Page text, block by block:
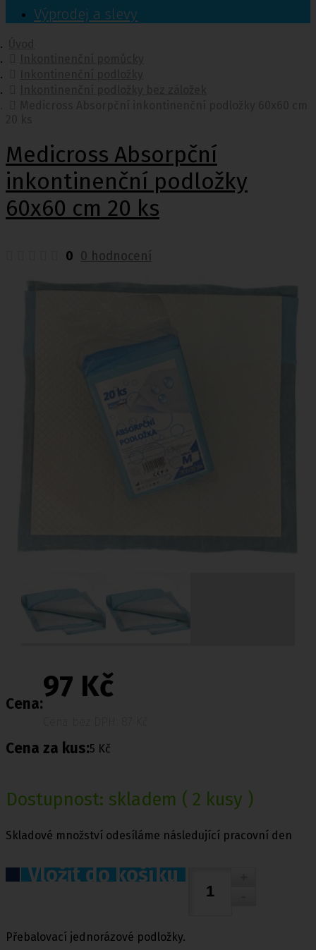
Výprodej a slevy
Medicross Absorpční
inkontinenční podložky
60x60 cm 20 ks
0 0 hodnocení
Cena:
97 Kč
Cena za kus:5 Kč
Dostupnost: skladem ( 2 kusy )
Skladové množství odesíláme následující pracovní den
Vložit do košíku
Přebalovací jednorázové podložky.